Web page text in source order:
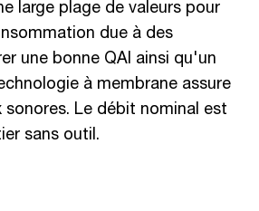
large plage de valeurs pour
due à des
une bonne QAI ainsi qu'un
à membrane assure
sonores. Le débit nominal est
sans outil.